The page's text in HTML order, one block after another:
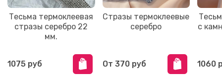
Тесьма термоклеевая
стразы серебро 22
мм.
1075 руб
Стразы термоклеевые
серебро
От 370 руб
с
1060